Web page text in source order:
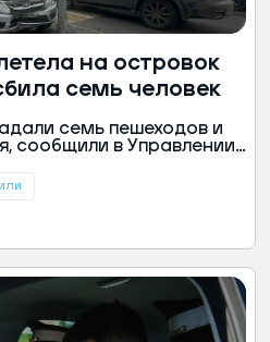
на островок
семь человек
семь пешеходов и
сообщили в Управлении